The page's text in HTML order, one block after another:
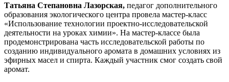
Татьяна Степановна Лазорская, педагог дополнительного
образования экологического центра провела мастер-класс
«Использование технологии проектно-исследовательской
деятельности на уроках химии». На мастер-классе была
продемонстрирована часть исследовательской работы по
созданию индивидуального аромата в домашних условиях из
эфирных масел и спирта. Каждый участник смог создать свой
аромат.